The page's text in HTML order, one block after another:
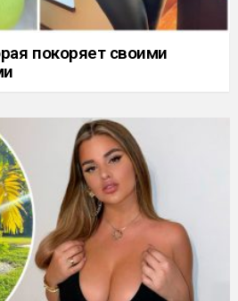
покоряет своими